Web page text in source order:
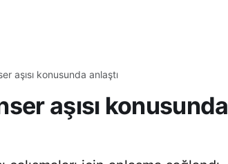
aşısı konusunda anlaştı
aşısı konusunda